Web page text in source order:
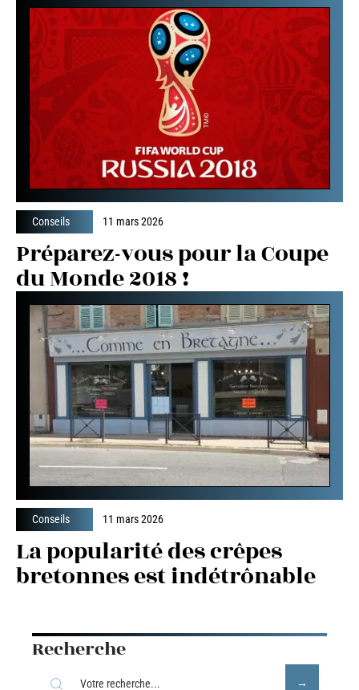
Conseils 11 mars 2026
Préparez-vous pour la Coupe
du Monde 2018 !
Conseils 11 mars 2026
La popularité des crêpes
bretonnes est indétrônable
Recherche